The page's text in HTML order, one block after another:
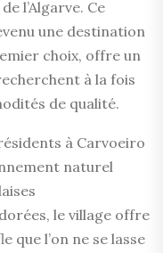
l’Algarve. Ce
une destination
choix, offre un
à la fois
de qualité.
à Carvoeiro
naturel
le village offre
que l’on ne se lasse